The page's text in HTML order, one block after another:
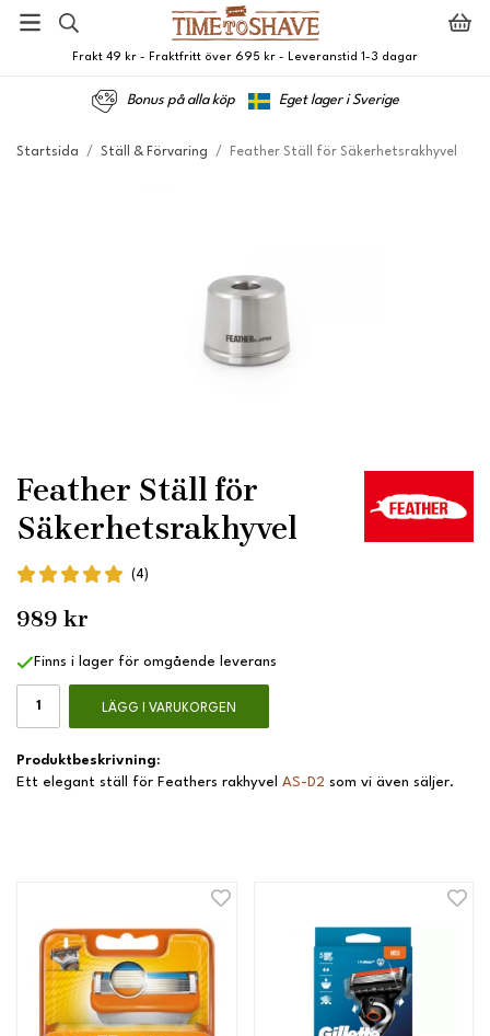
Frakt 49 kr - Fraktfritt över 695 kr - Leveranstid 1-3 dagar
Bonus på alla köp Eget lager i Sverige
Startsida / Ställ & Förvaring / Feather Ställ för Säkerhetsrakhyvel
Feather Ställ för
Säkerhetsrakhyvel
(4)
989 kr
Finns i lager för omgående leverans
LÄGG I VARUKORGEN
Produktbeskrivning:
Ett elegant ställ för Feathers rakhyvel AS-D2 som vi även säljer.